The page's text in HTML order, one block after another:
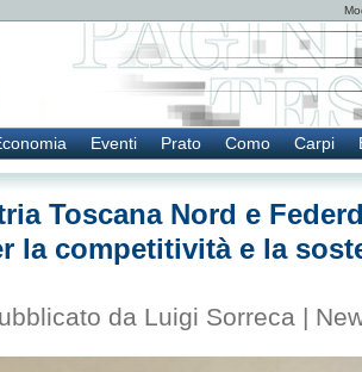
Eventi Prato Como Carpi
Toscana Nord e
la competitività e la
da Luigi Sorreca |